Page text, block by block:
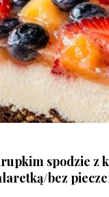
spodzie z
bez